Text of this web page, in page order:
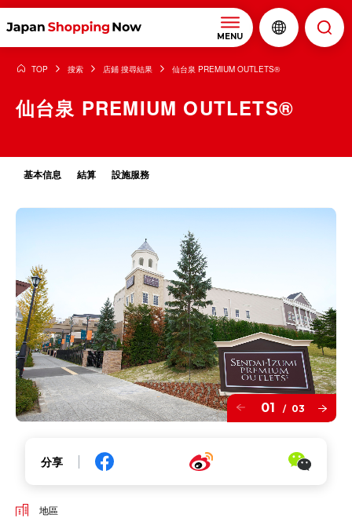
MENU
TOP 搜索 店鋪 搜尋結果 仙台泉 PREMIUM OUTLETS®
仙台泉 PREMIUM OUTLETS®
基本信息 結算 設施服務
01 / 03
分享
地區